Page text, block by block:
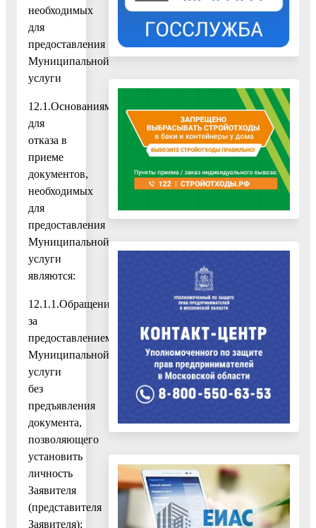
необходимых
для
предоставления
Муниципальной
услуги
12.1.Основаниями
для
отказа в
приеме
документов,
необходимых
для
предоставления
Муниципальной
услуги
являются:
12.1.1.Обращение
за
предоставлением
Муниципальной
услуги
без
предъявления
документа,
позволяющего
установить
личность
Заявителя
(представителя
Заявителя);